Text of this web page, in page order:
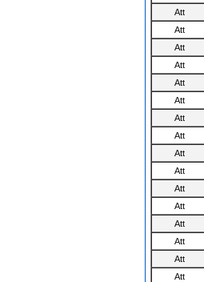
Att
Att
Att
Att
Att
Att
Att
Att
Att
Att
Att
Att
Att
Att
Att
Att